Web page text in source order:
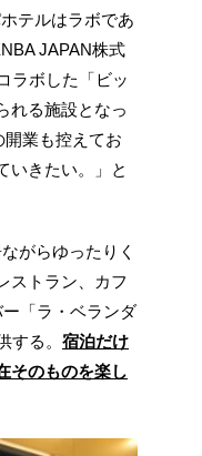
テルはラボであ
JAPAN株式
ラボした「ビッ
れる施設となっ
業も控えてお
いきたい。」と
がらゆったりく
ストラン、カフ
「ラ・ベランダ
る。 宿泊だけ
そのものを楽し